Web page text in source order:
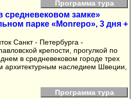
Программа тура
средневековом замке»
парке «Monrepo», 3 дня +
Санкт - Петербурга -
крепости, прогулкой по
в средневековом городе трех
архитектурным наследием Швеции,
Программа тура